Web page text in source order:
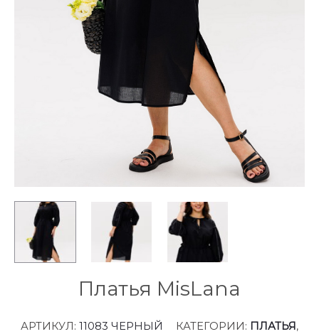
Платья MisLana
АРТИКУЛ: 11083 ЧЕРНЫЙ КАТЕГОРИИ: ПЛАТЬЯ,